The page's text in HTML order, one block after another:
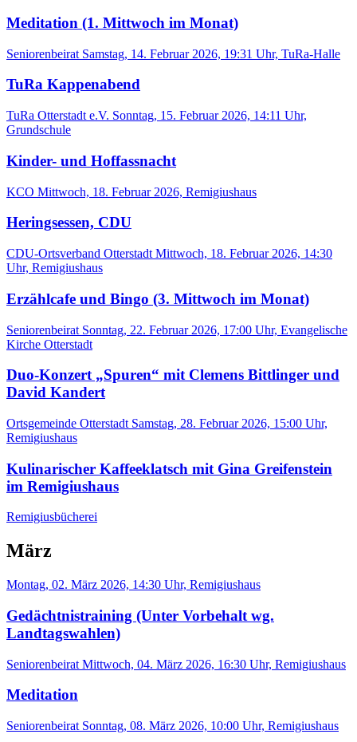
Meditation (1. Mittwoch im Monat)
Seniorenbeirat Samstag, 14. Februar 2026, 19:31 Uhr, TuRa-Halle
TuRa Kappenabend
TuRa Otterstadt e.V. Sonntag, 15. Februar 2026, 14:11 Uhr,
Grundschule
Kinder- und Hoffassnacht
KCO Mittwoch, 18. Februar 2026, Remigiushaus
Heringsessen, CDU
CDU-Ortsverband Otterstadt Mittwoch, 18. Februar 2026, 14:30
Uhr, Remigiushaus
Erzählcafe und Bingo (3. Mittwoch im Monat)
Seniorenbeirat Sonntag, 22. Februar 2026, 17:00 Uhr, Evangelische
Kirche Otterstadt
Duo-Konzert „Spuren“ mit Clemens Bittlinger und
David Kandert
Ortsgemeinde Otterstadt Samstag, 28. Februar 2026, 15:00 Uhr,
Remigiushaus
Kulinarischer Kaffeeklatsch mit Gina Greifenstein
im Remigiushaus
Remigiusbücherei
März
Montag, 02. März 2026, 14:30 Uhr, Remigiushaus
Gedächtnistraining (Unter Vorbehalt wg.
Landtagswahlen)
Seniorenbeirat Mittwoch, 04. März 2026, 16:30 Uhr, Remigiushaus
Meditation
Seniorenbeirat Sonntag, 08. März 2026, 10:00 Uhr, Remigiushaus